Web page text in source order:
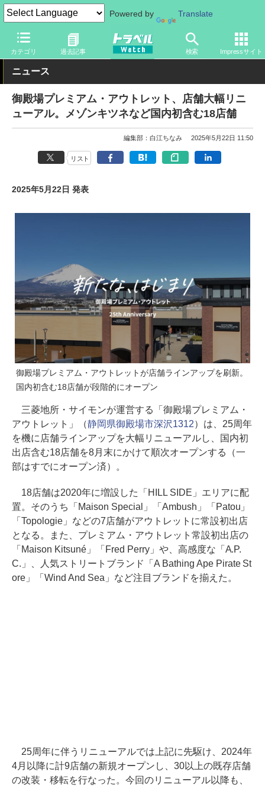
Powered by Translate
カテゴリ 過去記事 検索 Impressサイト
トラベル Watch 旅の情報 目的 アウトレット
ニュース
御殿場プレミアム・アウトレット、店舗大幅リニ
ューアル。メゾンキツネなど国内初含む18店舗
編集部：白江ちなみ 2025年5月22日 11:50
リスト
2025年5月22日 発表
御殿場プレミアム・アウトレットが店舗ラインアップを刷新。
国内初含む18店舗が段階的にオープン
三菱地所・サイモンが運営する「御殿場プレミアム・
アウトレット」（静岡県御殿場市深沢1312）は、25周年
を機に店舗ラインアップを大幅リニューアルし、国内初
出店含む18店舗を8月末にかけて順次オープンする（一
部はすでにオープン済）。
18店舗は2020年に増設した「HILL SIDE」エリアに配
置。そのうち「Maison Special」「Ambush」「Patou」
「Topologie」などの7店舗がアウトレットに常設初出店
となる。また、プレミアム・アウトレット常設初出店の
「Maison Kitsuné」「Fred Perry」や、高感度な「A.P.
C.」、人気ストリートブランド「A Bathing Ape Pirate St
ore」「Wind And Sea」など注目ブランドを揃えた。
25周年に伴うリニューアルでは上記に先駆け、2024年
4月以降に計9店舗の新規オープンし、30以上の既存店舗
の改装・移転を行なった。今回のリニューアル以降も、